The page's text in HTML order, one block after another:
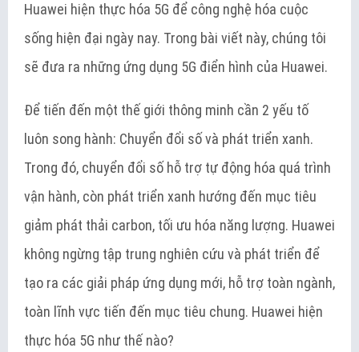
Huawei hiện thực hóa 5G để công nghệ hóa cuộc
sống hiện đại ngày nay. Trong bài viết này, chúng tôi
sẽ đưa ra những ứng dụng 5G điển hình của Huawei.
Để tiến đến một thế giới thông minh cần 2 yếu tố
luôn song hành: Chuyển đổi số và phát triển xanh.
Trong đó, chuyển đổi số hỗ trợ tự động hóa quá trình
vận hành, còn phát triển xanh hướng đến mục tiêu
giảm phát thải carbon, tối ưu hóa năng lượng. Huawei
không ngừng tập trung nghiên cứu và phát triển để
tạo ra các giải pháp ứng dụng mới, hỗ trợ toàn ngành,
toàn lĩnh vực tiến đến mục tiêu chung. Huawei hiện
thực hóa 5G như thế nào?